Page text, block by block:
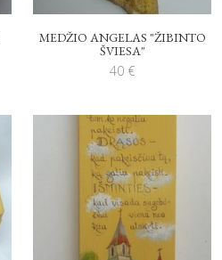
MEDŽIO ANGELAS "ŽIBINTO
ŠVIESA"
40 €